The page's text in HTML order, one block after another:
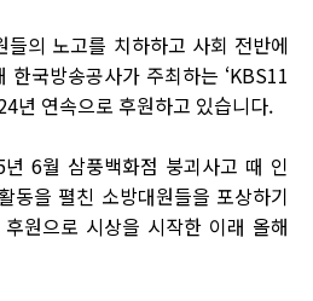
들의 노고를 치하하고 사회 전반에
한국방송공사가 주최하는 ‘KBS11
년 연속으로 후원하고 있습니다.
년 6월 삼풍백화점 붕괴사고 때 인
동을 펼친 소방대원들을 포상하기
원으로 시상을 시작한 이래 올해